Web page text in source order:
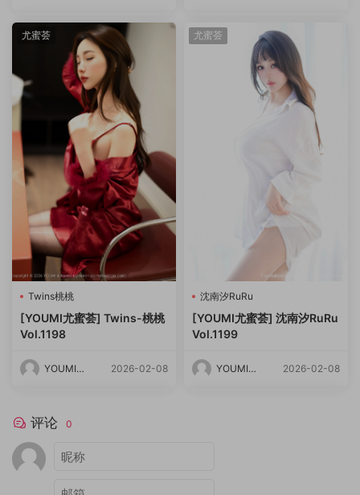
尤蜜荟
Twins桃桃
[YOUMI尤蜜荟] Twins-桃桃
Vol.1198
YOUMI尤
2026-02-08
尤蜜荟
沈南汐RuRu
[YOUMI尤蜜荟] 沈南汐RuRu
Vol.1199
YOUMI尤
2026-02-08
评论 0